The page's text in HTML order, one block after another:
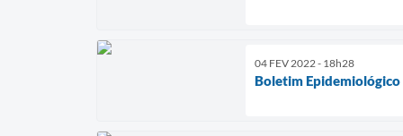
04 FEV 2022 - 18h28
Boletim